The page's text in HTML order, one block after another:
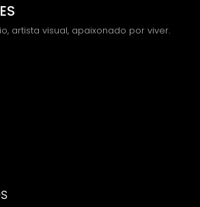
artista visual, apaixonado por viver.